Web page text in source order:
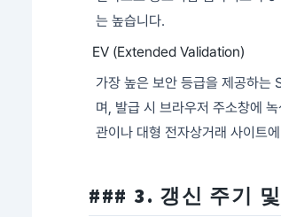
는 높습니다.
EV (Extended Validation)
가장 높은 보안 등급을 제공하는
며, 발급 시 브라우저 주소창에
관이나 대형 전자상거래 사이트
### 3. 갱신 주기